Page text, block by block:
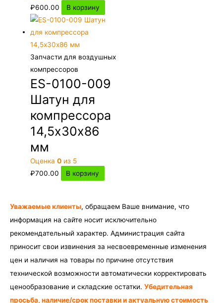
₽600.00 В корзину
Запчасти для воздушных
компрессоров
ES-0100-009
Шатун для
компрессора
14,5х30х86
мм
Оценка0 из 5
₽700.00 В корзину
Уважаемые клиенты, обращаем Ваше внимание, что
информация на сайте носит исключительно
рекомендательный характер. Администрация сайта
приносит свои извинения за несвоевременные изменения
цен и наличия на товары по причине отсутствия
технической возможности автоматически корректировать
ценообразование и складские остатки. Убедительная
просьба, наличие/срок поставки и актуальную стоимость